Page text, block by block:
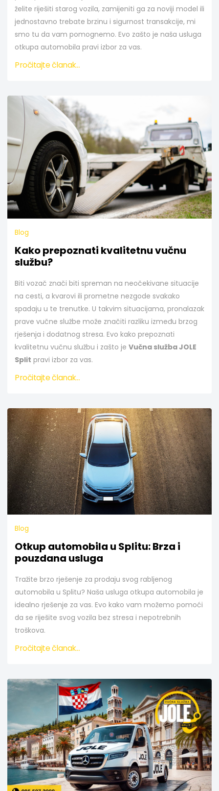
želite riješiti starog vozila, zamijeniti ga za noviji model ili
jednostavno trebate brzinu i sigurnost transakcije, mi
smo tu da vam pomognemo. Evo zašto je naša usluga
otkupa automobila pravi izbor za vas.
Pročitajte članak...
Blog
Kako prepoznati kvalitetnu vučnu
službu?
Biti vozač znači biti spreman na neočekivane situacije
na cesti, a kvarovi ili prometne nezgode svakako
spadaju u te trenutke. U takvim situacijama, pronalazak
prave vučne službe može značiti razliku između brzog
rješenja i dodatnog stresa. Evo kako prepoznati
kvalitetnu vučnu službu i zašto je Vučna služba JOLE
Split pravi izbor za vas.
Pročitajte članak...
Blog
Otkup automobila u Splitu: Brza i
pouzdana usluga
Tražite brzo rješenje za prodaju svog rabljenog
automobila u Splitu? Naša usluga otkupa automobila je
idealno rješenje za vas. Evo kako vam možemo pomoći
da se riješite svog vozila bez stresa i nepotrebnih
troškova.
Pročitajte članak...